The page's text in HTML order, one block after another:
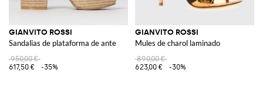
GIANVITO ROSSI
Sandalias de plataforma de ante
950,00 €
617,50 €
-35%
GIANVITO ROSSI
Mules de charol laminado
890,00 €
623,00 €
-30%